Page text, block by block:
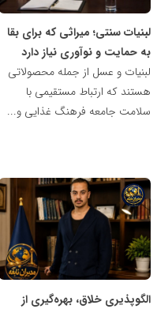
لبنیات سنتی؛ میراثی که برای بقا
به حمایت و نوآوری نیاز دارد
لبنیات و عسل از جمله محصولاتی
هستند که ارتباط مستقیمی با
سلامت جامعه فرهنگ غذایی و...
نابغه
الگوپذیری خلاق، بهره‌گیری از
شبکه
خبری
مدیران
نابغه